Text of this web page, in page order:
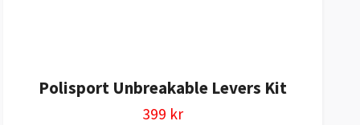
Polisport Unbreakable Levers Kit
399 kr